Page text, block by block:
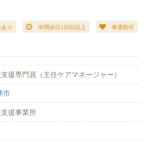
り 年間休日110日以上 車通勤可
援専門員（主任ケアマネージャー）
市
援事業所